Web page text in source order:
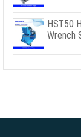
HST50
Wrench